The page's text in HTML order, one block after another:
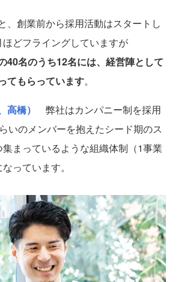
、創業前から採用活動はスタートし
どフライングしていますが
40名のうち12名には、経営陣として
てもらっています。
高橋）
弊社はカンパニー制を採用
いのメンバーを抱えたシード期のス
まっているような組織体制（1事業
っています。